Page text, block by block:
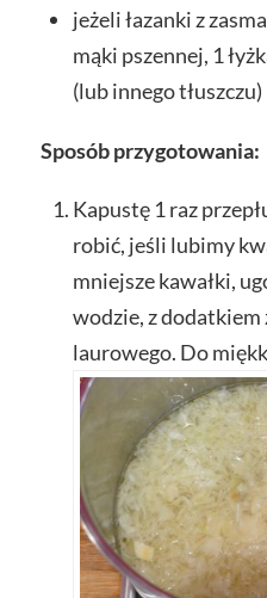
jeżeli łazanki z
mąki pszennej, 1
(lub innego tłuszczu)
Sposób przygotowania:
Kapustę 1 raz
robić, jeśli lubimy
mniejsze kawałki,
wodzie, z dodatkiem
laurowego. Do